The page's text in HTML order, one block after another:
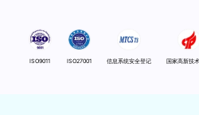
ISO9011 ISO27001 信息系统安全登记 国家高新技